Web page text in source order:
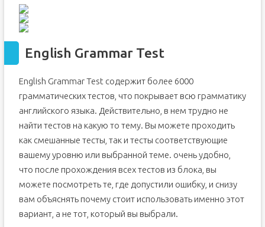
English Grammar Test
English Grammar Test содержит более 6000
грамматических тестов, что покрывает всю грамматику
английского языка. Действительно, в нем трудно не
найти тестов на какую то тему. Вы можете проходить
как смешанные тесты, так и тесты соответствующие
вашему уровню или выбранной теме. очень удобно,
что после прохождения всех тестов из блока, вы
можете посмотреть те, где допустили ошибку, и снизу
вам объяснять почему стоит использовать именно этот
вариант, а не тот, который вы выбрали.